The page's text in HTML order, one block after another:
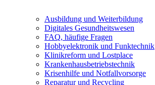
Ausbildung und Weiterbildung
Digitales Gesundheitswesen
FAQ, häufige Fragen
Hobbyelektronik und Funktechnik
Klinikreform und Lostplace
Krankenhausbetriebstechnik
Krisenhilfe und Notfallvorsorge
Reparatur und Recycling